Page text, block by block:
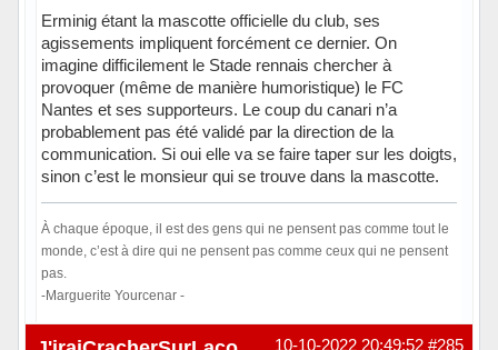
Erminig étant la mascotte officielle du club, ses
agissements impliquent forcément ce dernier. On
imagine difficilement le Stade rennais chercher à
provoquer (même de manière humoristique) le FC
Nantes et ses supporteurs. Le coup du canari n’a
probablement pas été validé par la direction de la
communication. Si oui elle va se faire taper sur les doigts,
sinon c’est le monsieur qui se trouve dans la mascotte.
À chaque époque, il est des gens qui ne pensent pas comme tout le
monde, c’est à dire qui ne pensent pas comme ceux qui ne pensent
pas.
-Marguerite Yourcenar -
Hors ligne #285
10-10-2022 20:49:52